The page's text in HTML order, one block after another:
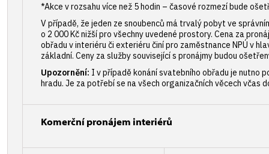
*Akce v rozsahu více než 5 hodin – časové rozmezí bude
V případě, že jeden ze snoubenců má trvalý pobyt ve
o 2 000 Kč nižší pro všechny uvedené prostory. Cena za
obřadu v interiéru či exteriéru činí pro zaměstnance NPÚ v
základní. Ceny za služby související s pronájmy budou
Upozornění: I v případě konání svatebního obřadu je nutno
hradu. Je za potřebí se na všech organizačních věcech včas
Komerční pronájem interiérů